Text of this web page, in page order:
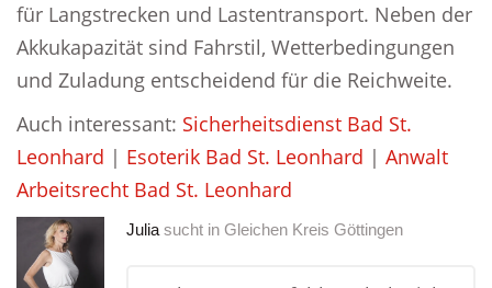
für Langstrecken und Lastentransport. Neben der
Akkukapazität sind Fahrstil, Wetterbedingungen
und Zuladung entscheidend für die Reichweite.
Auch interessant: Sicherheitsdienst Bad St.
Leonhard | Esoterik Bad St. Leonhard | Anwalt
Arbeitsrecht Bad St. Leonhard
Julia sucht in Gleichen Kreis Göttingen